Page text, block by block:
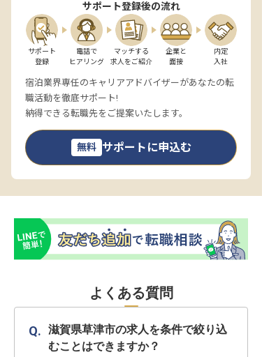
サポート登録後の流れ
サポート
登録
電話で
ヒアリング
マッチする
求人をご紹介
企業と
面接
内定
入社
宿泊業界専任のキャリアアドバイザーがあなたの転
職活動を徹底サポート!
納得できる転職先をご提案いたします。
無料 サポートに申込む
よくある質問
滋賀県草津市の求人を条件で絞り込
むことはできますか？